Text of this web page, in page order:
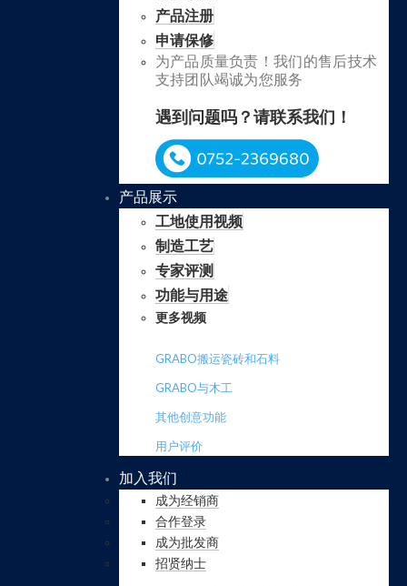
产品注册
申请保修
为产品质量负责！我们的售后技术
支持团队竭诚为您服务
遇到问题吗？请联系我们！
产品展示
工地使用视频
制造工艺
专家评测
功能与用途
更多视频
GRABO搬运瓷砖和石料
GRABO与木工
其他创意功能
用户评价
加入我们
成为经销商
合作登录
成为批发商
招贤纳士